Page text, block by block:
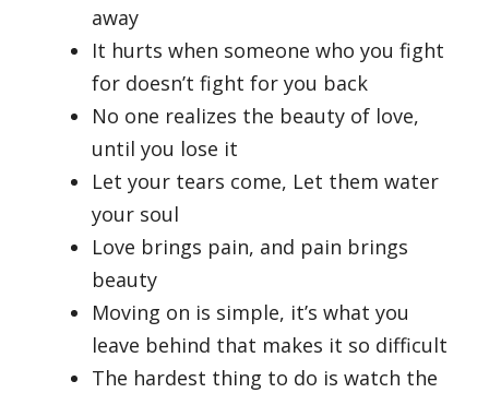
away
It hurts when someone who you fight
for doesn’t fight for you back
No one realizes the beauty of love,
until you lose it
Let your tears come, Let them water
your soul
Love brings pain, and pain brings
beauty
Moving on is simple, it’s what you
leave behind that makes it so difficult
The hardest thing to do is watch the